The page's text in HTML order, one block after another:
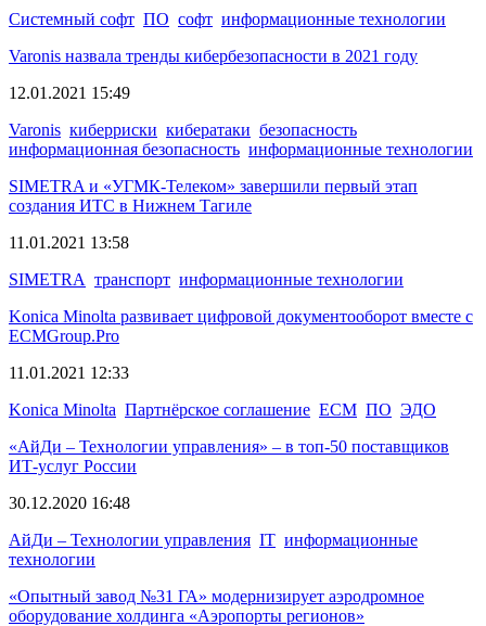
Системный софт ПО софт информационные технологии
Varonis назвала тренды кибербезопасности в 2021 году
12.01.2021 15:49
Varonis киберриски кибератаки безопасность
информационная безопасность информационные технологии
SIMETRA и «УГМК-Телеком» завершили первый этап
создания ИТС в Нижнем Тагиле
11.01.2021 13:58
SIMETRA транспорт информационные технологии
Konica Minolta развивает цифровой документооборот вместе с
ECMGroup.Pro
11.01.2021 12:33
Konica Minolta Партнёрское соглашение ECM ПО ЭДО
«АйДи – Технологии управления» – в топ-50 поставщиков
ИТ-услуг России
30.12.2020 16:48
АйДи – Технологии управления IT информационные
технологии
«Опытный завод №31 ГА» модернизирует аэродромное
оборудование холдинга «Аэропорты регионов»